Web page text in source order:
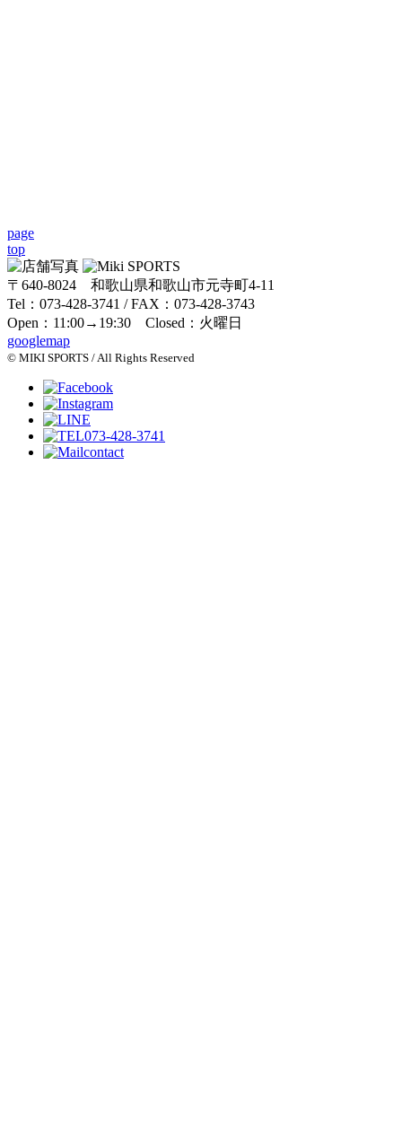
page
top
〒640-8024 和歌山県和歌山市元寺町4-11
Tel：073-428-3741 / FAX：073-428-3743
Open：11:00→19:30 Closed：火曜日
googlemap
© MIKI SPORTS / All Rights Reserved
073-428-3741
contact